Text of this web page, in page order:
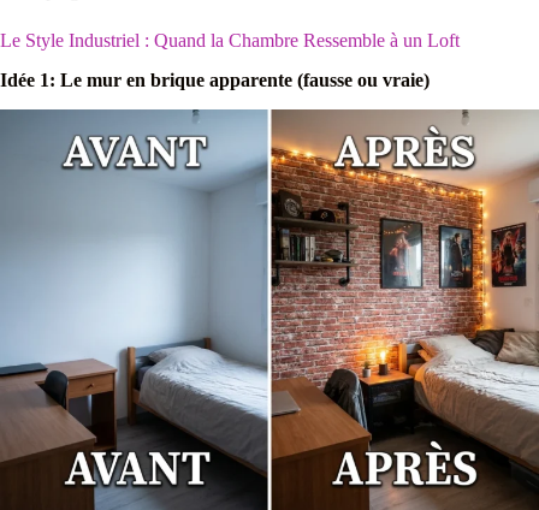
Le Style Industriel : Quand la Chambre Ressemble à un Loft
Idée 1: Le mur en brique apparente (fausse ou vraie)